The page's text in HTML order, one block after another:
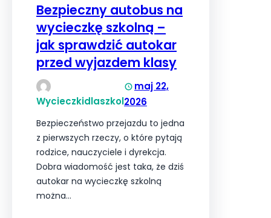
Bezpieczny autobus na
wycieczkę szkolną –
jak sprawdzić autokar
przed wyjazdem klasy
Wycieczkidlaszkol
maj 22,
2026
Bezpieczeństwo przejazdu to jedna
z pierwszych rzeczy, o które pytają
rodzice, nauczyciele i dyrekcja.
Dobra wiadomość jest taka, że dziś
autokar na wycieczkę szkolną
można…